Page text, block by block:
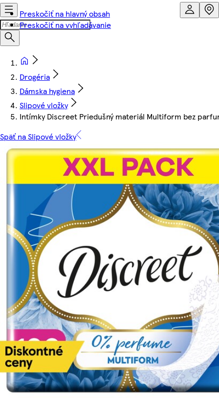
Preskočiť na hlavný obsah
Preskočiť na vyhľadávanie
Drogéria
Dámska hygiena
Slipové vložky
Intímky Discreet Priedušný materiál Multiform bez
Späť na Slipové vložky